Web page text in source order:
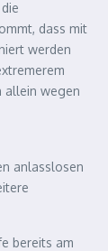
dass mit
werden
allein wegen
anlasslosen
bereits am